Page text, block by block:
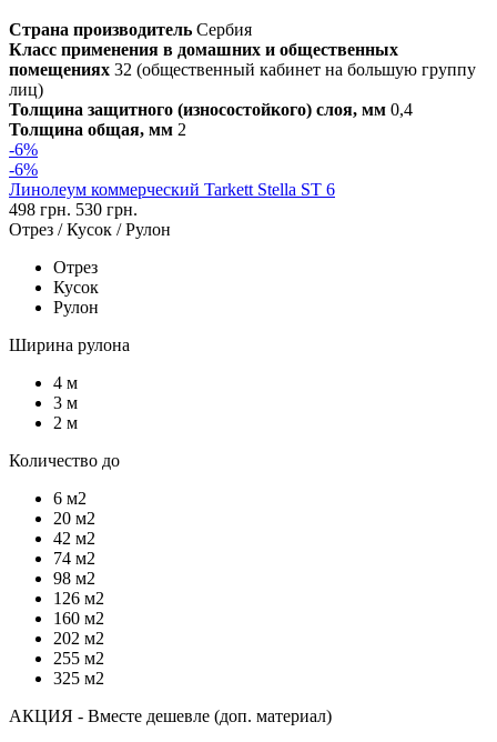
Страна производитель Сербия
Класс применения в домашних и общественных
помещениях 32 (общественный кабинет на большую группу
лиц)
Толщина защитного (износостойкого) слоя, мм 0,4
Толщина общая, мм 2
-6%
-6%
Линолеум коммерческий Tarkett Stella ST 6
498 грн. 530 грн.
Отрез / Кусок / Рулон
Отрез
Кусок
Рулон
Ширина рулона
4 м
3 м
2 м
Количество до
6 м2
20 м2
42 м2
74 м2
98 м2
126 м2
160 м2
202 м2
255 м2
325 м2
АКЦИЯ - Вместе дешевле (доп. материал)